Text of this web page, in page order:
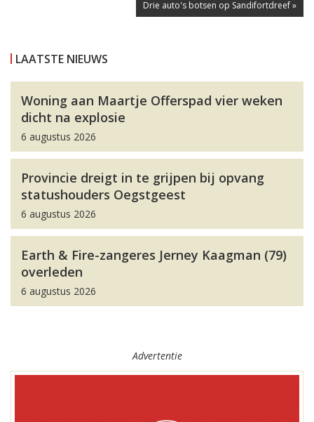
Drie auto's botsen op Sandifortdreef »
LAATSTE NIEUWS
Woning aan Maartje Offerspad vier weken
dicht na explosie
6 augustus 2026
Provincie dreigt in te grijpen bij opvang
statushouders Oegstgeest
6 augustus 2026
Earth & Fire-zangeres Jerney Kaagman (79)
overleden
6 augustus 2026
Advertentie